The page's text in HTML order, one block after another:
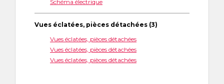
Schéma électrique
Vues éclatées, pièces détachées (3)
Vues éclatées, pièces détachées
Vues éclatées, pièces détachées
Vues éclatées, pièces détachées